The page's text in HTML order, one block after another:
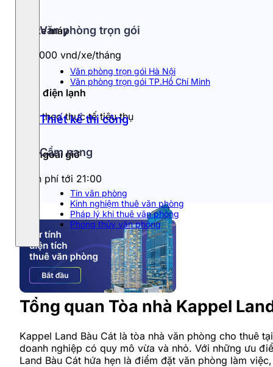
Văn phòng trọn gói
Văn phòng trọn gói Hà Nội
Văn phòng trọn gói TP.Hồ Chí Minh
Thiết kế thi công
Cẩm nang
Tin văn phòng
Kinh nghiệm thuê văn phòng
Pháp lý khi thuê văn phòng
Phong thủy văn phòng
Đỗ xe máy
150,000 vnd/xe/tháng
Tiền điện lạnh
Tính theo thực tế tiêu thụ
Phí ngoài giờ
Miễn phí tới 21:00
Tổng quan Tòa nhà Kappel
Kappel Land Bàu Cát là tòa nhà văn phòng cho thuê
doanh nghiệp có quy mô vừa và nhỏ. Với những ưu
Land Bàu Cát hứa hẹn là điểm đặt văn phòng làm